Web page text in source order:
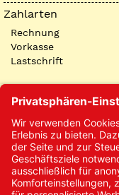
Zahlarten
Rechnung
Vorkasse
Lastschrift
Kontakt
Kontakt/Anfrage
Kennwort vergessen